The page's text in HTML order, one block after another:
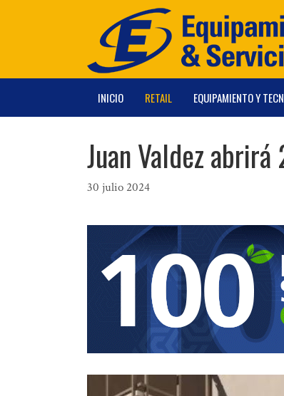
INICIO RETAIL EQUIPAMIENTO Y
Juan Valdez
30 julio 2024